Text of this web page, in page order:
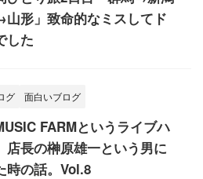
形」致命的なミスしてド
した
グ 面白いブログ
FARMというライブハ
店長の榊原雄一という男に
時の話。Vol.8